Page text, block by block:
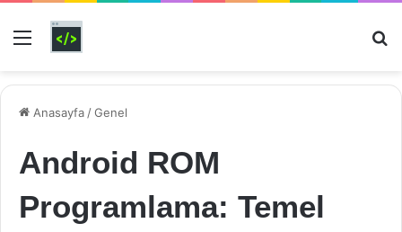
Menü
Anasayfa /Genel
Android ROM
Programlama: Temel